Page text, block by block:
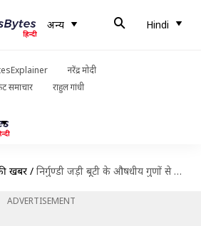
अन्य Hindi
नरेंद्र मोदी
समाचार राहुल गांधी
खबरें / निर्गुण्डी जड़ी बूटी के औषधीय गुणों से लोग हैं अनजान, जानिए इससे मिलने वाले स्वास्थ्य लाभ
ADVERTISEMENT